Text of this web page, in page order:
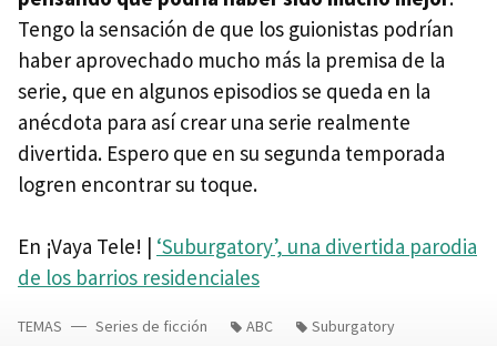
Tengo la sensación de que los guionistas podrían
haber aprovechado mucho más la premisa de la
serie, que en algunos episodios se queda en la
anécdota para así crear una serie realmente
divertida. Espero que en su segunda temporada
logren encontrar su toque.
En ¡Vaya Tele! | ‘Suburgatory’, una divertida parodia
de los barrios residenciales
TEMAS Series de ficción ABC Suburgatory